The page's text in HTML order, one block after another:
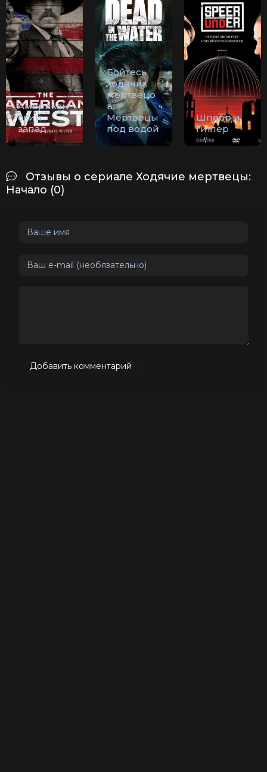
Американ
ский
запад
Бойтесь
ходячих
мертвецо
в:
Мертвецы
под водой
Шпеер и
Гитлер
Отзывы о сериале Ходячие мертвецы:
Начало (0)
Добавить комментарий